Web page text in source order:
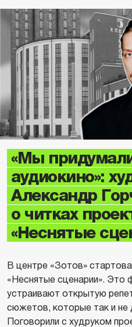
«Мы
аудиокино»:
Александр
о читках
«Неснятые
В центре «Зотов»
«Неснятые сценарии». Это
устраивают открытую
сюжетов, которые так и не
Поговорили с худруком